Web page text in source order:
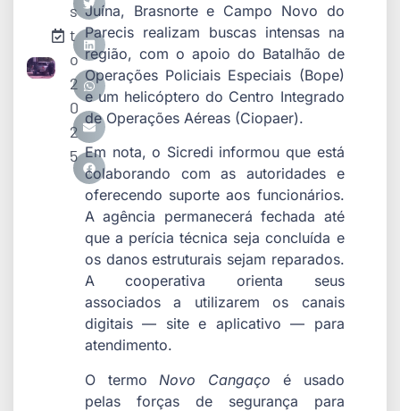
s
t
o
2
0
2
5
Juína, Brasnorte e Campo Novo do
Parecis realizam buscas intensas na
região, com o apoio do Batalhão de
Operações Policiais Especiais (Bope)
e um helicóptero do Centro Integrado
de Operações Aéreas (Ciopaer).
Em nota, o Sicredi informou que está
colaborando com as autoridades e
oferecendo suporte aos funcionários.
A agência permanecerá fechada até
que a perícia técnica seja concluída e
os danos estruturais sejam reparados.
A cooperativa orienta seus
associados a utilizarem os canais
digitais — site e aplicativo — para
atendimento.
O termo Novo Cangaço é usado
pelas forças de segurança para